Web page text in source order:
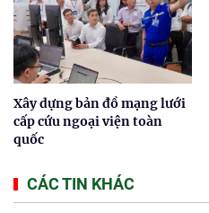
Xây dựng bản đồ mạng lưới
cấp cứu ngoại viện toàn
quốc
CÁC TIN KHÁC